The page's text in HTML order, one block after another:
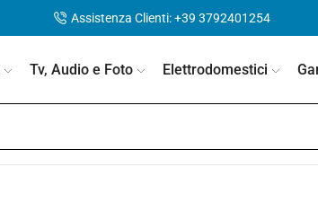
Assistenza Clienti: +39 3792401254
Tv, Audio e Foto Elettrodomestici